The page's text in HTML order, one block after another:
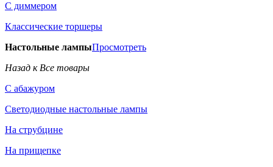
С диммером
Классические торшеры
Настольные лампыПросмотреть
Назад к Все товары
С абажуром
Светодиодные настольные лампы
На струбцине
На прищепке